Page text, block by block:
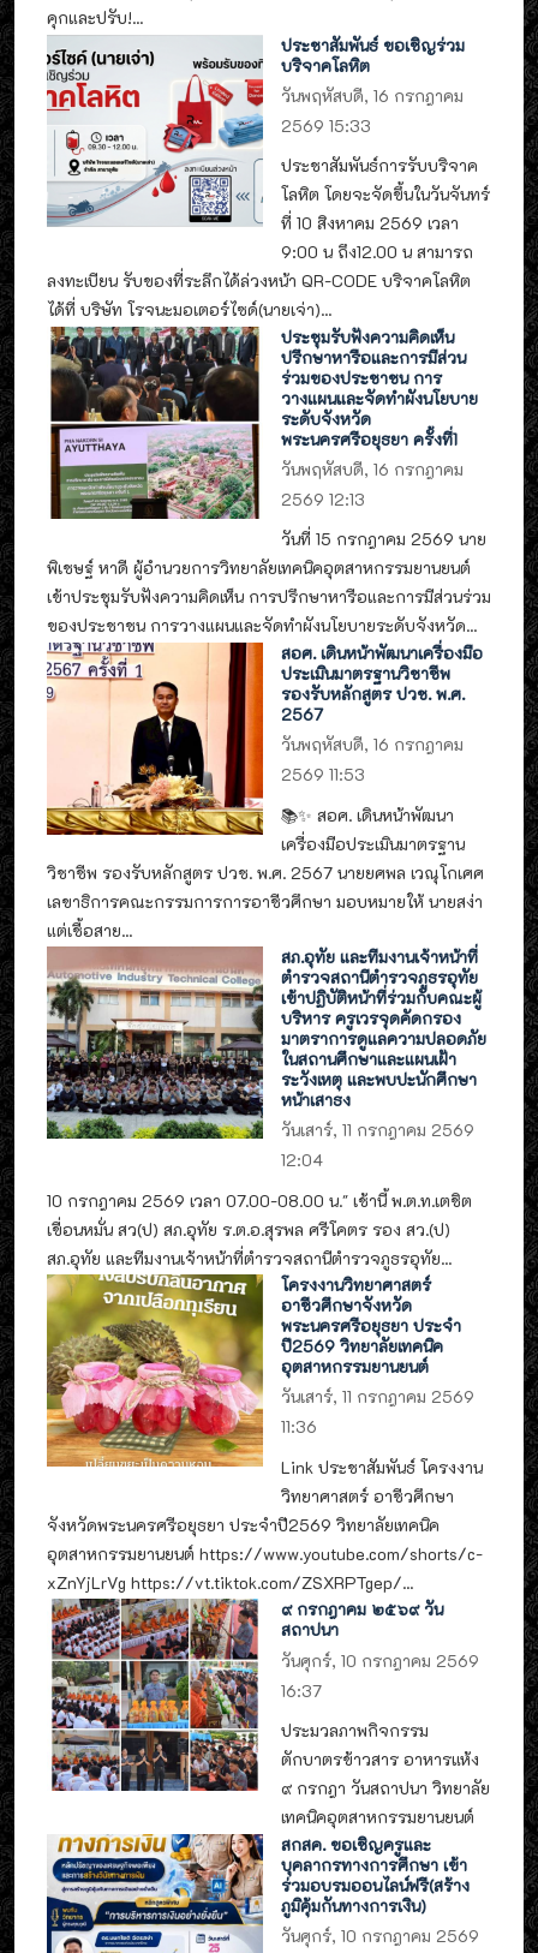
คุกและปรับ!...
ประชาสัมพันธ์ ขอเชิญร่วม
บริจาคโลหิต
วันพฤหัสบดี, 16 กรกฎาคม
2569 15:33
ประชาสัมพันธ์การรับบริจาค
โลหิต โดยจะจัดขึ้นในวันจันทร์
ที่ 10 สิงหาคม 2569 เวลา
9:00 น ถึง12.00 น สามารถ
ลงทะเบียน รับของที่ระลึกได้ล่วงหน้า QR-CODE บริจาคโลหิต
ได้ที่ บริษัท โรจนะมอเตอร์ไซด์(นายเจ่า)...
ประชุมรับฟังความคิดเห็น
ปรึกษาหารือและการมีส่วน
ร่วมของประชาชน การ
วางแผนและจัดทำผังนโยบาย
ระดับจังหวัด
พระนครศรีอยุธยา ครั้งที่1
วันพฤหัสบดี, 16 กรกฎาคม
2569 12:13
วันที่ 15 กรกฎาคม 2569 นาย
พิเชษฐ์ หาดี ผู้อำนวยการวิทยาลัยเทคนิคอุตสาหกรรมยานยนต์
เข้าประชุมรับฟังความคิดเห็น การปรึกษาหารือและการมีส่วนร่วม
ของประชาชน การวางแผนและจัดทำผังนโยบายระดับจังหวัด...
สอศ. เดินหน้าพัฒนาเครื่องมือ
ประเมินมาตรฐานวิชาชีพ
รองรับหลักสูตร ปวช. พ.ศ.
2567
วันพฤหัสบดี, 16 กรกฎาคม
2569 11:53
📚✨ สอศ. เดินหน้าพัฒนา
เครื่องมือประเมินมาตรฐาน
วิชาชีพ รองรับหลักสูตร ปวช. พ.ศ. 2567 นายยศพล เวณุโกเศศ
เลขาธิการคณะกรรมการการอาชีวศึกษา มอบหมายให้ นายสง่า
แต่เชื้อสาย...
สภ.อุทัย และทีมงานเจ้าหน้าที่
ตำรวจสถานีตำรวจภูธรอุทัย
เข้าปฏิบัติหน้าที่ร่วมกับคณะผู้
บริหาร ครูเวรจุดคัดกรอง
มาตราการดูแลความปลอดภัย
ในสถานศึกษาและแผนเฝ้า
ระวังเหตุ และพบปะนักศึกษา
หน้าเสาธง
วันเสาร์, 11 กรกฎาคม 2569
12:04
10 กรกฎาคม 2569 เวลา 07.00-08.00 น." เช้านี้ พ.ต.ท.เตชิต
เขื่อนหมั่น สว(ป) สภ.อุทัย ร.ต.อ.สุรพล ศรีโคตร รอง สว.(ป)
สภ.อุทัย และทีมงานเจ้าหน้าที่ตำรวจสถานีตำรวจภูธรอุทัย...
โครงงานวิทยาศาสตร์
อาชีวศึกษาจังหวัด
พระนครศรีอยุธยา ประจำ
ปี2569 วิทยาลัยเทคนิค
อุตสาหกรรมยานยนต์
วันเสาร์, 11 กรกฎาคม 2569
11:36
Link ประชาสัมพันธ์ โครงงาน
วิทยาศาสตร์ อาชีวศึกษา
จังหวัดพระนครศรีอยุธยา ประจำปี2569 วิทยาลัยเทคนิค
อุตสาหกรรมยานยนต์ https://www.youtube.com/shorts/c-
xZnYjLrVg https://vt.tiktok.com/ZSXRPTgep/...
๙ กรกฎาคม ๒๕๖๙ วัน
สถาปนา
วันศุกร์, 10 กรกฎาคม 2569
16:37
ประมวลภาพกิจกรรม
ตักบาตรข้าวสาร อาหารแห้ง
๙ กรกฎา วันสถาปนา วิทยาลัย
เทคนิคอุตสาหกรรมยานยนต์
สกสค. ขอเชิญครูและ
บุคลากรทางการศึกษา เข้า
ร่วมอบรมออนไลน์ฟรี(สร้าง
ภูมิคุ้มกันทางการเงิน)
วันศุกร์, 10 กรกฎาคม 2569